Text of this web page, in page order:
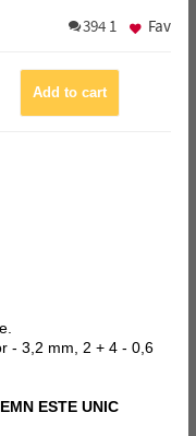
394 1 Fav
- 3,2 mm, 2 + 4 - 0,6
ESTE UNIC